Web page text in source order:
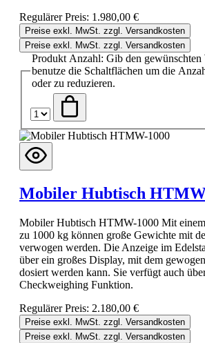
Regulärer Preis: 1.980,00 €
Preise exkl. MwSt. zzgl. Versandkosten
Preise exkl. MwSt. zzgl. Versandkosten
Produkt Anzahl: Gib den gewünschten
benutze die Schaltflächen um die
oder zu reduzieren.
Mobiler Hubtisch
Mobiler Hubtisch HTMW-1000 Mit
zu 1000 kg können große Gewichte mit
verwogen werden. Die Anzeige im
über ein großes Display, mit dem
dosiert werden kann. Sie verfügt auch
Checkweighing Funktion.
Regulärer Preis: 2.180,00 €
Preise exkl. MwSt. zzgl. Versandkosten
Preise exkl. MwSt. zzgl. Versandkosten